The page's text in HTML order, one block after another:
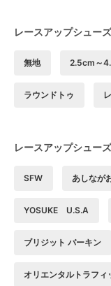
レースアップシュー
無地 2.5cm～
ラウンドトゥ
レースアップシュー
SFW あしなが
YOSUKE U.S.A
ブリジット バーキン
オリエンタルトラフィ